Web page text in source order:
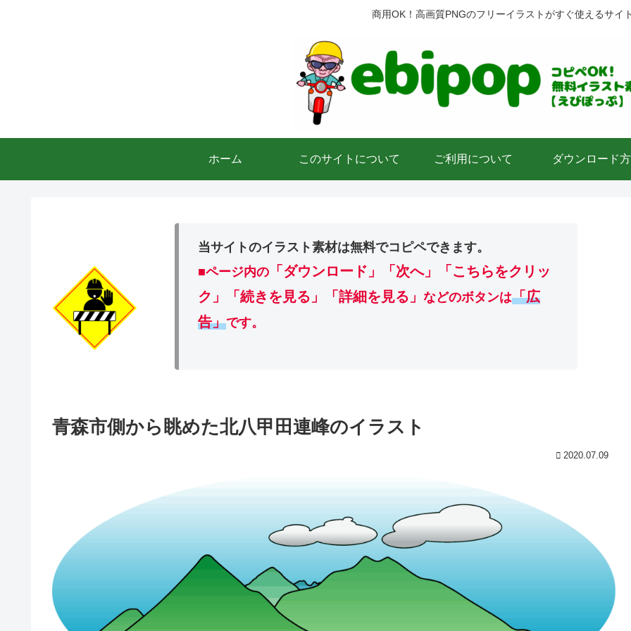
商用OK！高画質PNGのフリーイラストがすぐ使えるサイ
ホーム このサイトについて ご利用について ダウンロード
当サイトのイラスト素材は無料でコピペできます。
■ページ内の 「ダウンロード」
「次へ」「こちらをクリッ
ク」「続きを見る」「詳細を見る」などのボタンは「広
告」です。
青森市側から眺めた北八甲田連峰のイラスト
2020.07.09